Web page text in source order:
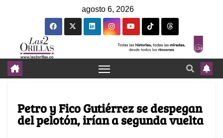
agosto 6, 2026
Petro y Fico Gutiérrez se despegan
del pelotón, irían a segunda vuelta